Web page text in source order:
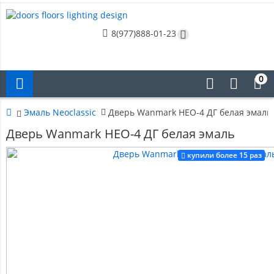
8(977)888-01-23
0
Эмаль Neoclassic Дверь Wanmark НЕО-4 ДГ белая эмаль
Дверь Wanmark НЕО-4 ДГ белая эмаль
купили более 15 раз